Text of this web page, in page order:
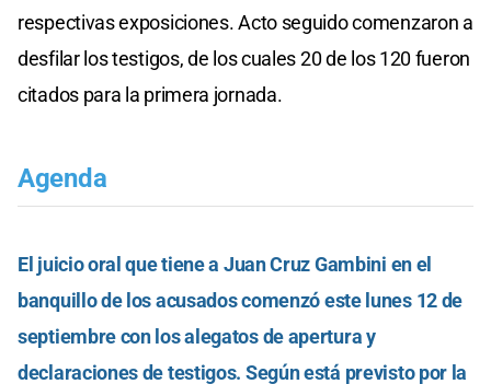
respectivas exposiciones. Acto seguido comenzaron a
desfilar los testigos, de los cuales 20 de los 120 fueron
citados para la primera jornada.
Agenda
El juicio oral que tiene a Juan Cruz Gambini en el
banquillo de los acusados comenzó este lunes 12 de
septiembre con los alegatos de apertura y
declaraciones de testigos. Según está previsto por la